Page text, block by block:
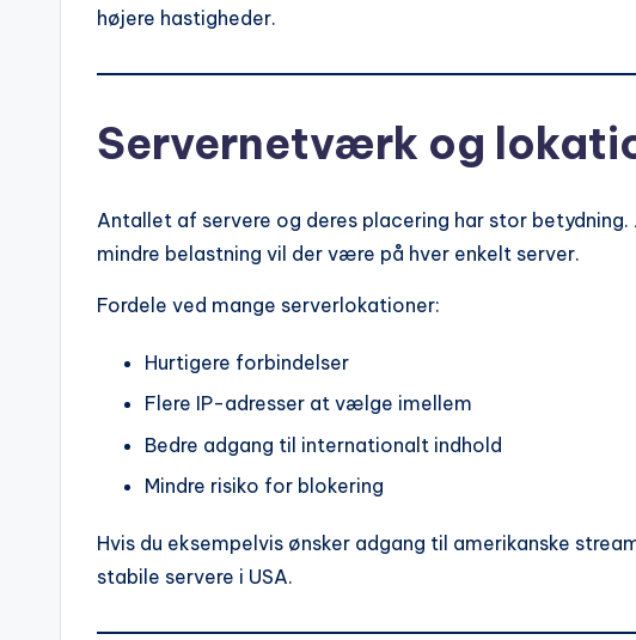
højere hastigheder.
Servernetværk og
Antallet af servere og deres placering har stor betydning.
mindre belastning vil der være på hver enkelt server.
Fordele ved mange serverlokationer:
Hurtigere forbindelser
Flere IP-adresser at vælge imellem
Bedre adgang til internationalt indhold
Mindre risiko for blokering
Hvis du eksempelvis ønsker adgang til amerikanske
stabile servere i USA.